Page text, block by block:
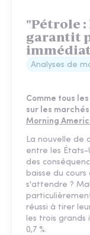
"Pétrole
garantit
Analyses de
Comme tous
sur les
Morning
La nouvelle de
entre les États-
des
baisse du
s'attendre ?
réussi à tirer
les trois grands
0,7 %.